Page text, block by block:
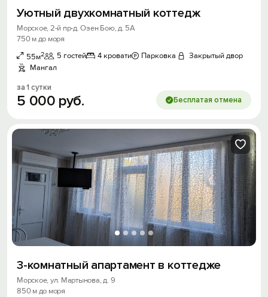
Уютный двухкомнатный коттедж
Морское, 2-й пр-д. Озен Бою, д. 5А
750 м до моря
55м2 5 гостей 4 кровати Парковка
Закрытый двор
Мангал
за 1 сутки
5 000 руб. Бесплатая отмена
3-комнатный апартамент в коттедже
Морское, ул. Мартынова, д. 9
850 м до моря